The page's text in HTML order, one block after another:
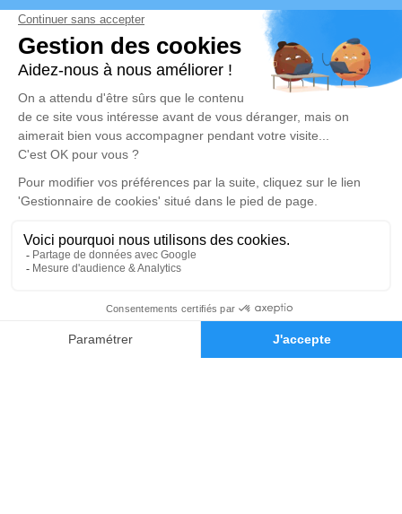
Demande de devis
Obtenez un devis
Devis obsèques
Devis prévoyance
Devis marbrerie
Notre agence
Pompes Funèbres Saint Nicolas
04 22 67 06 94
pfsaintnicolas@orange.fr
Chemin du Repos - 69590 - Saint-Symphorien-sur-Coise
Nos Services
Organiser des Obsèques
Liens utiles
Avis de décès
Demande de rendez-vous en